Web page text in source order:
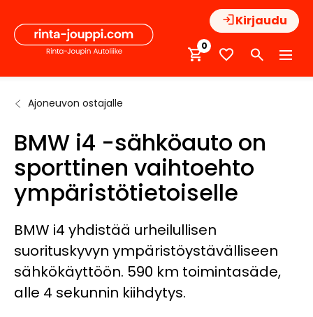
sisältöön
Kirjaudu
0
Etusivu
Autoilijan
Ajoneuvon ostajalle
BMW i4 -sähköauto
vaihtoehto
ympäristötietoiselle
BMW i4 -sähköauto on
sporttinen vaihtoehto
ympäristötietoiselle
BMW i4 yhdistää urheilullisen
suorituskyvyn ympäristöystävälliseen
sähkökäyttöön. 590 km toimintasäde,
alle 4 sekunnin kiihdytys.